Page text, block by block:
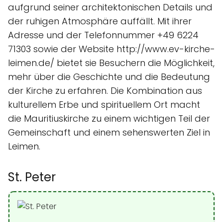
aufgrund seiner architektonischen Details und
der ruhigen Atmosphäre auffällt. Mit ihrer
Adresse und der Telefonnummer +49 6224
71303 sowie der Website http://www.ev-kirche-
leimen.de/ bietet sie Besuchern die Möglichkeit,
mehr über die Geschichte und die Bedeutung
der Kirche zu erfahren. Die Kombination aus
kulturellem Erbe und spirituellem Ort macht
die Mauritiuskirche zu einem wichtigen Teil der
Gemeinschaft und einem sehenswerten Ziel in
Leimen.
St. Peter